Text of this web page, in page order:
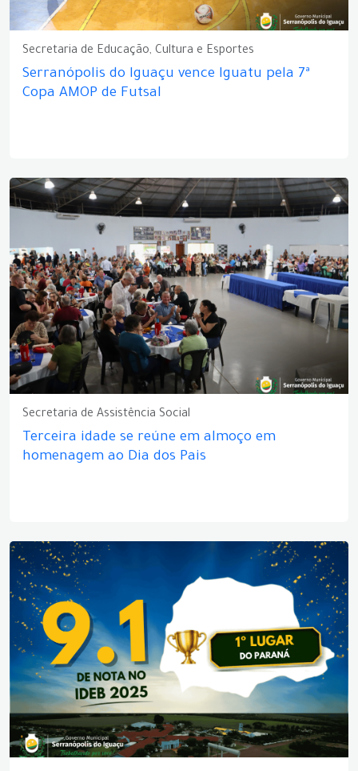
Secretaria de Educação, Cultura e Esportes
Serranópolis do Iguaçu vence Iguatu pela 7ª
Copa AMOP de Futsal
Secretaria de Assistência Social
Terceira idade se reúne em almoço em
homenagem ao Dia dos Pais